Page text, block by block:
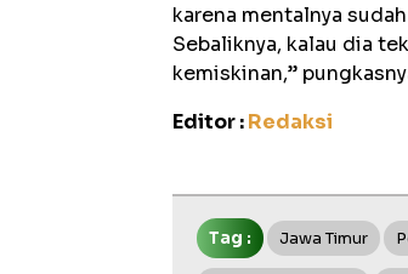
karena mentalnya
Sebaliknya, kalau dia
kemiskinan,”
Editor :Redaksi
Tag : Jawa Timur